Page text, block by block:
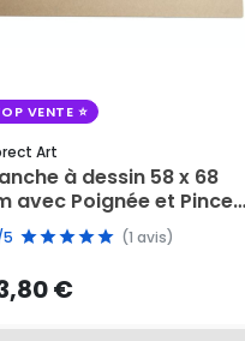
VENTE
Art
à dessin 58 x 68
avec Poignée et Pinces
Art
(1 avis)
€
€
AJOUTER AU PANIER